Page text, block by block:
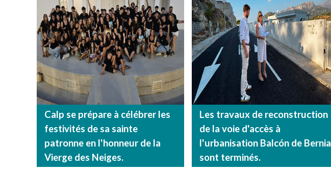
Calp se prépare à célébrer les
festivités de sa sainte
patronne en l'honneur de la
Vierge des Neiges.
Les travaux de reconstruction
de la voie d'accès à
l'urbanisation Balcón de Bernia
sont terminés.